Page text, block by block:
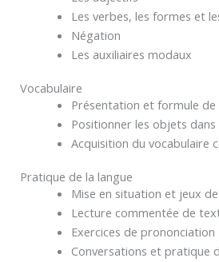
Les verbes, les formes et
Négation
Les auxiliaires modaux
Vocabulaire
Présentation et formule de
Positionner les objets dans
Acquisition du vocabulaire
Pratique de la langue
Mise en situation et jeux
Lecture commentée de
Exercices de prononciation
Conversations et pratique